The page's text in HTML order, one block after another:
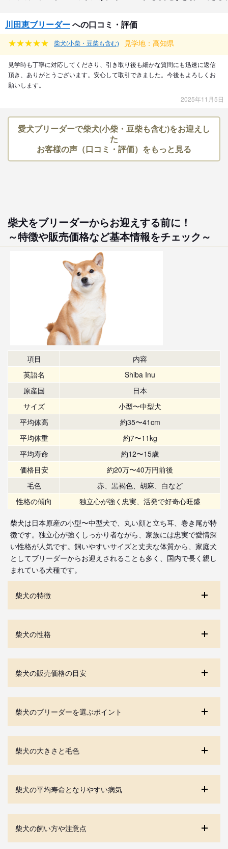
川田恵ブリーダーへの口コミ・評価
柴犬(小柴・豆柴も含む) 見学地：高知県
見学時も丁寧に対応してくださり、引き取り後も細かな質問にも迅速に返信
頂き、ありがとうございます。安心して取引できました。今後もよろしくお
願いします。
2025年11月5日
愛犬ブリーダーで柴犬(小柴・豆柴も含む)をお迎えし
た
お客様の声（口コミ・評価）をもっと見る
柴犬をブリーダーからお迎えする前に！
～特徴や販売価格など基本情報をチェック～
項目
内容
英語名
Shiba Inu
原産国
日本
サイズ
小型〜中型犬
平均体高
約35〜41cm
平均体重
約7〜11kg
平均寿命
約12〜15歳
価格目安
約20万〜40万円前後
毛色
赤、黒褐色、胡麻、白など
性格の傾向
独立心が強く忠実、活発で好奇心旺盛
柴犬は日本原産の小型〜中型犬で、丸い顔と立ち耳、巻き尾が特
徴です。独立心が強くしっかり者ながら、家族には忠実で愛情深
い性格が人気です。飼いやすいサイズと丈夫な体質から、家庭犬
としてブリーダーからお迎えされることも多く、国内で長く親し
まれている犬種です。
柴犬の特徴
柴犬の性格
柴犬の販売価格の目安
柴犬のブリーダーを選ぶポイント
柴犬の大きさと毛色
柴犬の平均寿命となりやすい病気
柴犬の飼い方や注意点